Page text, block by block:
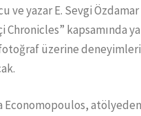
ve yazar E. Sevgi
Chronicles” kapsamında
üzerine